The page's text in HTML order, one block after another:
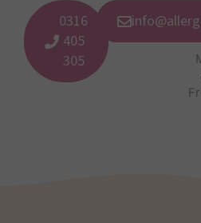
0316
405
305